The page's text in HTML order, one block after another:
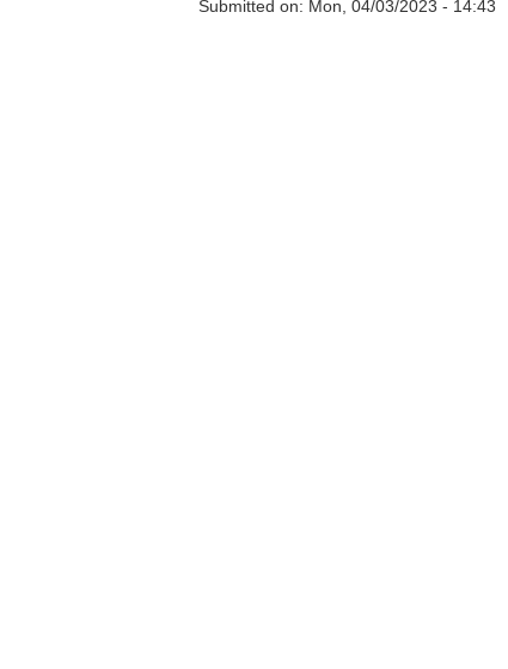
Submitted on: Mon, 04/03/2023 - 14:43